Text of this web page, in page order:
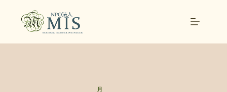
月